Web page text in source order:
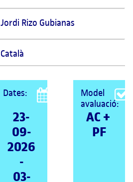
Jordi Rizo Gubianas
Català
Dates:
23-
09-
2026
-
03-
Model
avaluació:
AC +
PF